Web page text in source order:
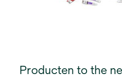
Producten to the